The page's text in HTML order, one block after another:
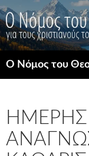
Μετάβαση
σε
περιεχόμενο
Ο Νόμος του